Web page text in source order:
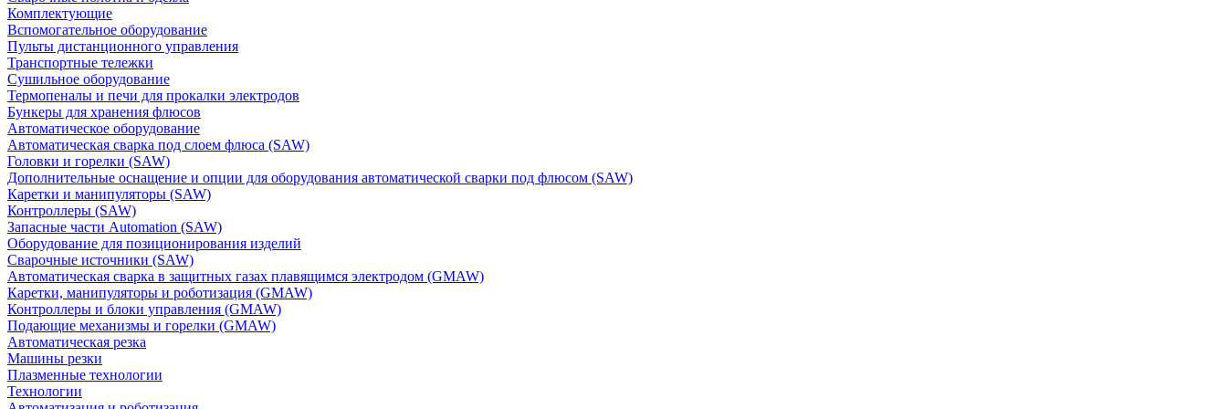
Комплектующие
Вспомогательное оборудование
Пульты дистанционного управления
Транспортные тележки
Сушильное оборудование
Термопеналы и печи для прокалки электродов
Бункеры для хранения флюсов
Автоматическое оборудование
Автоматическая сварка под слоем флюса (SAW)
Головки и горелки (SAW)
Дополнительные оснащение и опции для оборудования автоматической сварки под флюсом (SAW)
Каретки и манипуляторы (SAW)
Контроллеры (SAW)
Запасные части Automation (SAW)
Оборудование для позиционирования изделий
Сварочные источники (SAW)
Автоматическая сварка в защитных газах плавящимся электродом (GMAW)
Каретки, манипуляторы и роботизация (GMAW)
Контроллеры и блоки управления (GMAW)
Подающие механизмы и горелки (GMAW)
Автоматическая резка
Машины резки
Плазменные технологии
Технологии